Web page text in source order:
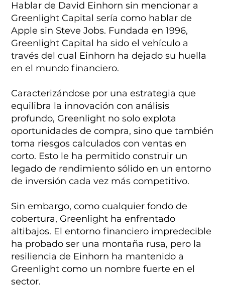
Hablar de David Einhorn sin mencionar a
Greenlight Capital sería como hablar de
Apple sin Steve Jobs. Fundada en 1996,
Greenlight Capital ha sido el vehículo a
través del cual Einhorn ha dejado su huella
en el mundo financiero.
Caracterizándose por una estrategia que
equilibra la innovación con análisis
profundo, Greenlight no solo explota
oportunidades de compra, sino que también
toma riesgos calculados con ventas en
corto. Esto le ha permitido construir un
legado de rendimiento sólido en un entorno
de inversión cada vez más competitivo.
Sin embargo, como cualquier fondo de
cobertura, Greenlight ha enfrentado
altibajos. El entorno financiero impredecible
ha probado ser una montaña rusa, pero la
resiliencia de Einhorn ha mantenido a
Greenlight como un nombre fuerte en el
sector.